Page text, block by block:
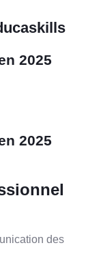
2025
2025
des